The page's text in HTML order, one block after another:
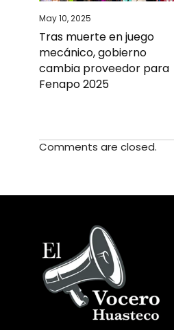
May 10, 2025
Tras muerte en juego
mecánico, gobierno
cambia proveedor para
Fenapo 2025
Comments are closed.